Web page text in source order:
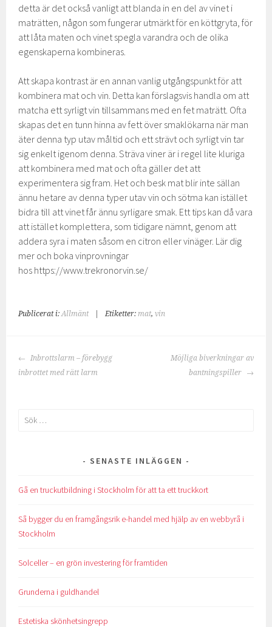
detta är det också vanligt att blanda in en del av vinet i
maträtten, någon som fungerar utmärkt för en köttgryta, för
att låta maten och vinet spegla varandra och de olika
egenskaperna kombineras.
Att skapa kontrast är en annan vanlig utgångspunkt för att
kombinera mat och vin. Detta kan förslagsvis handla om att
matcha ett syrligt vin tillsammans med en fet maträtt. Ofta
skapas det en tunn hinna av fett över smaklökarna när man
äter denna typ utav måltid och ett strävt och syrligt vin tar
sig enkelt igenom denna. Sträva viner är i regel lite kluriga
att kombinera med mat och ofta gäller det att
experimentera sig fram. Het och besk mat blir inte sällan
ännu hetare av denna typer utav vin och sötma kan istället
bidra till att vinet får ännu syrligare smak. Ett tips kan då vara
att istället komplettera, som tidigare nämnt, genom att
addera syra i maten såsom en citron eller vinäger. Lär dig
mer och boka vinprovningar
hos https://www.trekronorvin.se/
Publicerat i:Allmänt Etiketter:mat,vin
INLÄGGSNAVIGERING
Inbrottslarm – förebygg
inbrottet med rätt larm
Möjliga biverkningar av
bantningspiller
Sök
SENASTE INLÄGGEN
Gå en truckutbildning i Stockholm för att ta ett truckkort
Så bygger du en framgångsrik e-handel med hjälp av en webbyrå i
Stockholm
Solceller – en grön investering för framtiden
Grunderna i guldhandel
Estetiska skönhetsingrepp